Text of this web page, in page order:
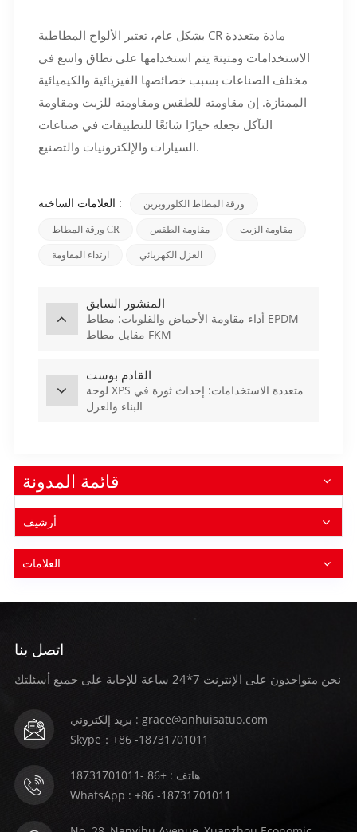
بشكل عام، تعتبر الألواح المطاطية CR مادة متعددة
الاستخدامات ومتينة يتم استخدامها على نطاق واسع في
مختلف الصناعات بسبب خصائصها الفيزيائية والكيميائية
الممتازة. إن مقاومته للطقس ومقاومته للزيت ومقاومة
التآكل تجعله خيارًا شائعًا للتطبيقات في صناعات
السيارات والإلكترونيات والتصنيع.
العلامات الساخنة : ورقة المطاط الكلوروبرين
ورقة المطاط CR مقاومة الطقس مقاومة الزيت
ارتداء المقاومة العزل الكهربائي
المنشور السابق
أداء مقاومة الأحماض والقلويات: مطاط EPDM
مقابل مطاط FKM
القادم بوست
لوحة XPS متعددة الاستخدامات: إحداث ثورة في
البناء والعزل
قائمة المدونة
أرشيف
العلامات
اتصل بنا
نحن متواجدون على الإنترنت 7*24 ساعة للإجابة على جميع أسئلتك
بريد إلكتروني : grace@anhuisatuo.com
Skype：+86 -18731701011
هاتف : +86 -18731701011
WhatsApp : +86 -18731701011